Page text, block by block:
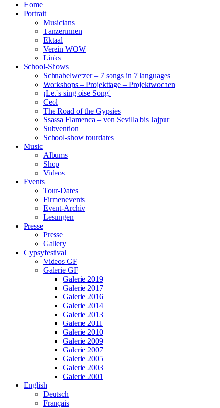
Home
Portrait
Musicians
Tänzerinnen
Ektaal
Verein WOW
Links
School-Shows
Schnabelwetzer – 7 songs in 7 languages
Workshops – Projekttage – Projektwochen
¡Let´s sing oise Song!
Ceol
The Road of the Gypsies
Ssassa Flamenca – von Sevilla bis Jajpur
Subvention
School-show tourdates
Music
Albums
Shop
Videos
Events
Tour-Dates
Firmenevents
Event-Archiv
Lesungen
Presse
Presse
Gallery
Gypsyfestival
Videos GF
Galerie GF
Galerie 2019
Galerie 2017
Galerie 2016
Galerie 2014
Galerie 2013
Galerie 2011
Galerie 2010
Galerie 2009
Galerie 2007
Galerie 2005
Galerie 2003
Galerie 2001
English
Deutsch
Français